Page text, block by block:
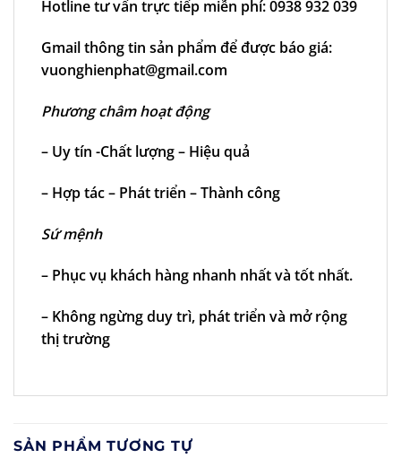
Hotline tư vấn trực tiếp miễn phí:0938 932 039
Gmail thông tin sản phẩm để được báo giá:
vuonghienphat@gmail.com
Phương châm hoạt động
– Uy tín -Chất lượng – Hiệu quả
– Hợp tác – Phát triển – Thành công
Sứ mệnh
– Phục vụ khách hàng nhanh nhất và tốt nhất.
– Không ngừng duy trì, phát triển và mở rộng
thị trường
SẢN PHẨM TƯƠNG TỰ